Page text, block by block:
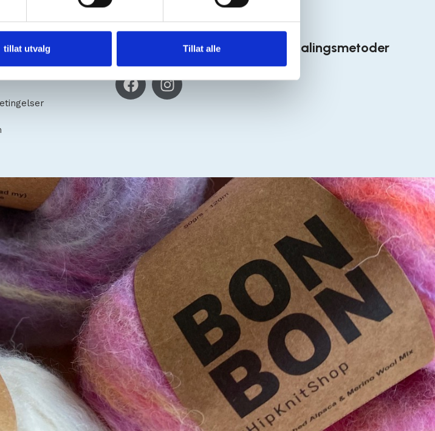
tillat utvalg Tillat alle
Sosiale medier Betalingsmetoder
) Norsk bokmål